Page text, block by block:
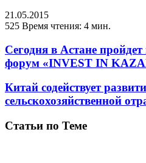
21.05.2015
525 Время чтения: 4 мин.
Сегодня в Астане
форум «INVEST IN
Китай содействует
сельскохозяйственной
Статьи по Теме